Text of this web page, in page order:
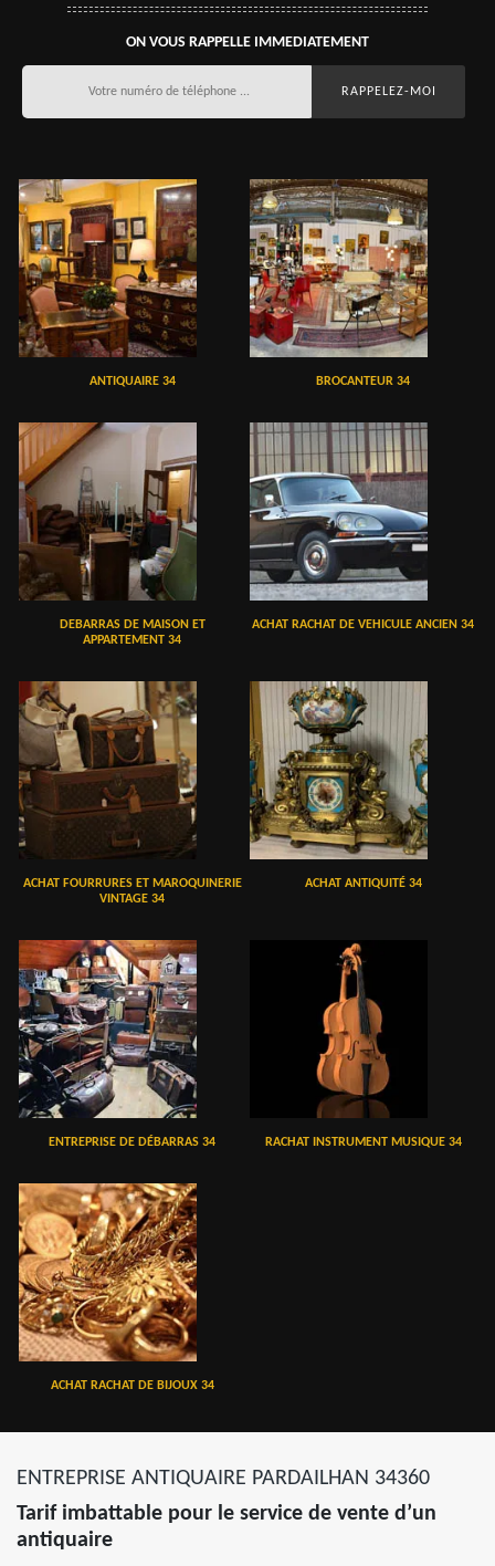
ON VOUS RAPPELLE IMMEDIATEMENT
ANTIQUAIRE 34 BROCANTEUR 34
DEBARRAS DE MAISON ET
APPARTEMENT 34
ACHAT RACHAT DE VEHICULE ANCIEN 34
ACHAT FOURRURES ET MAROQUINERIE
VINTAGE 34
ACHAT ANTIQUITÉ 34
ENTREPRISE DE DÉBARRAS 34 RACHAT INSTRUMENT MUSIQUE 34
ACHAT RACHAT DE BIJOUX 34
ENTREPRISE ANTIQUAIRE PARDAILHAN 34360
Tarif imbattable pour le service de vente d’un
antiquaire